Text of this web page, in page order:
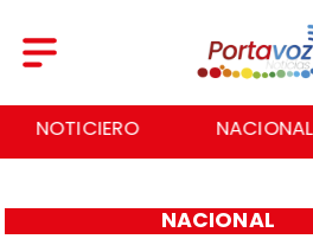
NACIONAL REGIONES
NACIONAL